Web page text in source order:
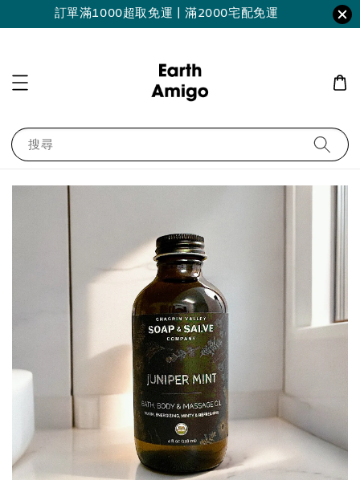
訂單滿1000超取免運 | 滿2000宅配免運
搜尋